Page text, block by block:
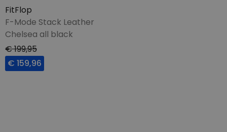
FitFlop
F-Mode Stack Leather
Chelsea all black
€ 199,95
€ 159,96